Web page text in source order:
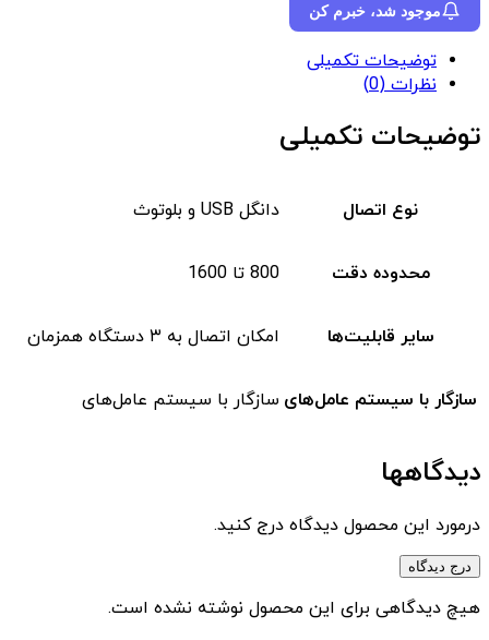
موجود شد، خبرم کن
توضیحات تکمیلی
نظرات (0)
توضیحات تکمیلی
نوع اتصال دانگل USB و بلوتوث
محدوده دقت 800 تا 1600
سایر قابلیت‌ها امکان اتصال به ۳ دستگاه همزمان
سازگار با سیستم‌ عامل‌های سازگار با سیستم‌ عامل‌های
دیدگاهها
درمورد این محصول دیدگاه درج کنید.
درج دیدگاه
هیچ دیدگاهی برای این محصول نوشته نشده است.